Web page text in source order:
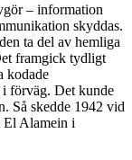
– information
skyddas.
ta del av hemliga
framgick tydligt
kodade
i förväg. Det kunde
Så skedde 1942 vid
El Alamein i